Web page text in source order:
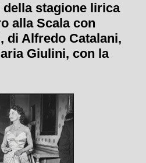
stagione lirica
alla Scala con
di Alfredo Catalani,
Giulini, con la